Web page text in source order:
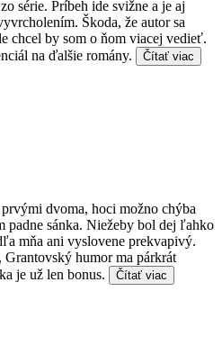
série. Príbeh ide svižne a je aj
Škoda, že autor sa
chcel by som o ňom viacej vedieť.
na ďalšie romány.
Čítať viac
dvoma, hoci možno chýba
padne sánka. Niežeby bol dej ľahko
mňa ani vyslovene prekvapivý.
humor ma párkrát
je už len bonus.
Čítať viac